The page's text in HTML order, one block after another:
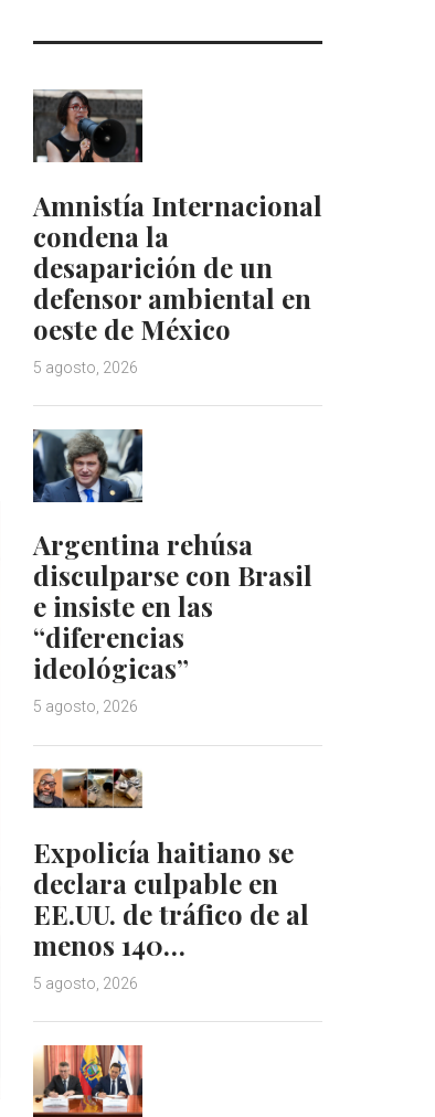
Amnistía Internacional
condena la
desaparición de un
defensor ambiental en
oeste de México
5 agosto, 2026
Argentina rehúsa
disculparse con Brasil
e insiste en las
“diferencias
ideológicas”
5 agosto, 2026
Expolicía haitiano se
declara culpable en
EE.UU. de tráfico de al
menos 140…
5 agosto, 2026